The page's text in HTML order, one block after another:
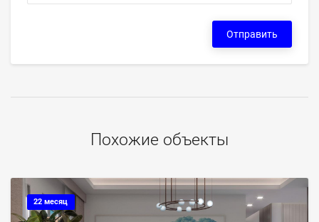
Отправить
Похожие объекты
22 месяц